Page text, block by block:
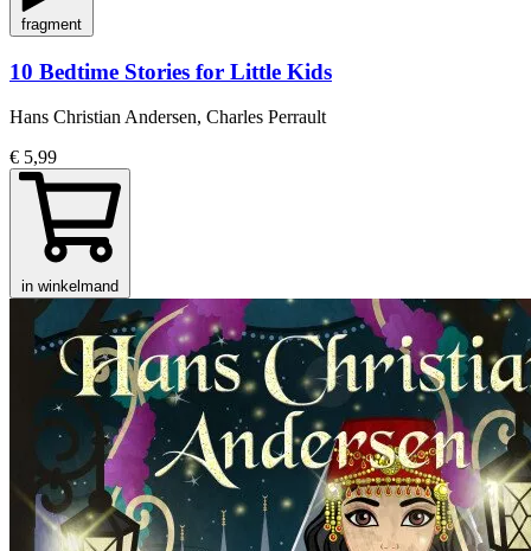
fragment
10 Bedtime Stories for Little Kids
Hans Christian Andersen, Charles Perrault
€ 5,99
in winkelmand